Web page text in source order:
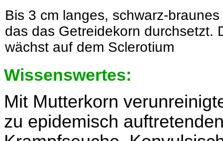
Bis 3 cm langes, schwarz-
das das Getreidekorn durchsetzt.
wächst auf dem Sclerotium
Wissenswertes:
Mit Mutterkorn
zu epidemisch